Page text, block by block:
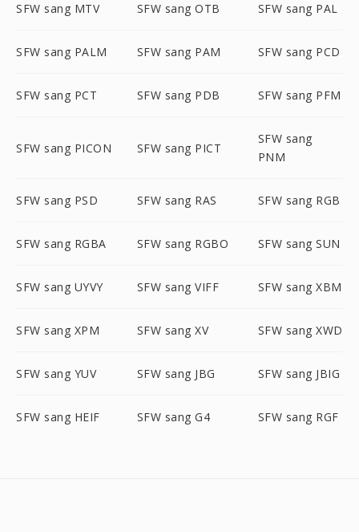
SFW sang MTV SFW sang OTB SFW sang PAL
SFW sang PALM SFW sang PAM SFW sang PCD
SFW sang PCT SFW sang PDB SFW sang PFM
SFW sang PICON SFW sang PICT
SFW sang
PNM
SFW sang PSD SFW sang RAS SFW sang RGB
SFW sang RGBA SFW sang RGBO SFW sang SUN
SFW sang UYVY SFW sang VIFF SFW sang XBM
SFW sang XPM SFW sang XV SFW sang XWD
SFW sang YUV SFW sang JBG SFW sang JBIG
SFW sang HEIF SFW sang G4 SFW sang RGF